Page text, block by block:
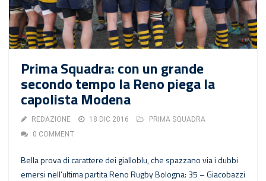
Prima Squadra: con un grande
secondo tempo la Reno piega la
capolista Modena
REDAZIONE 18 DIC 2016
PRIMA SQUADRA
0 COMMENT
Bella prova di carattere dei gialloblu, che spazzano via i dubbi
emersi nell’ultima partita Reno Rugby Bologna: 35 – Giacobazzi